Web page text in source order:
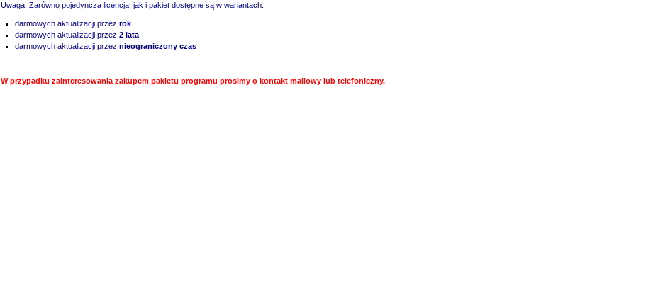
Uwaga: Zarówno pojedyncza licencja, jak i pakiet dostępne są w wariantach:
darmowych aktualizacji przez rok
darmowych aktualizacji przez 2 lata
darmowych aktualizacji przez nieograniczony czas
W przypadku zainteresowania zakupem pakietu programu prosimy o kontakt mailowy lub telefoniczny.